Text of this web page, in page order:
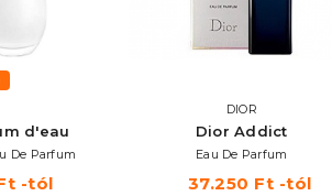
d'eau
De Parfum
-tól
DIOR
Dior Addict
Eau De Parfum
37.250 Ft -tól